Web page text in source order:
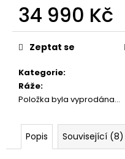
34 990 Kč
Měrná
cena:
Kategorie:
Ráže:
Položka byla vyprodána…
Zeptat se
Popis Související (8)
m
e
BLASER
R8
PRYŽOVÁ
15MM
460